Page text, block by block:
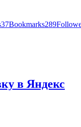
37Bookmarks289
в Яндекс